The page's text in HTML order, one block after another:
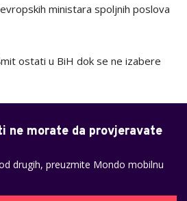
ministara spoljnih poslova
ostati u BiH dok se ne izabere
ne morate da provjeravate
drugih, preuzmite Mondo mobilnu